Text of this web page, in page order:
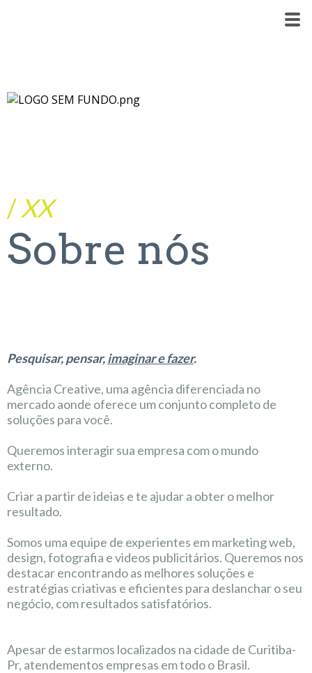
/XX
Sobre nós
Pesquisar, pensar,imaginar e fazer.
Agência Creative, uma agência diferenciada no
mercado aonde oferece um conjunto completo de
soluções para você.
Queremos interagir sua empresa com o mundo
externo.
Criar a partir de ideias e te ajudar a obter o melhor
resultado.
Somos uma equipe de experientes em marketing web,
design, fotografia e videos publicitários. Queremos nos
destacar encontrando as melhores soluções e
estratégias criativas e eficientes para deslanchar o seu
negócio, com resultados satisfatórios.
Apesar de estarmos localizados na cidade de Curitiba-
Pr, atendementos empresas em todo o Brasil.